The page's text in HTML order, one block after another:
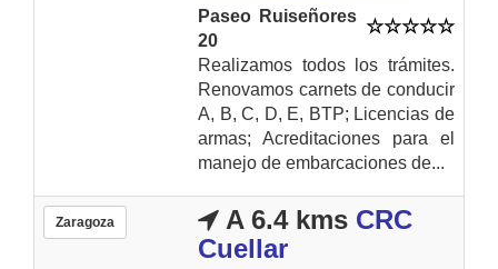
Paseo Ruiseñores
20
Realizamos todos los trámites.
Renovamos carnets de conducir
A, B, C, D, E, BTP; Licencias de
armas; Acreditaciones para el
manejo de embarcaciones de...
Zaragoza A 6.4 kms CRC
Cuellar